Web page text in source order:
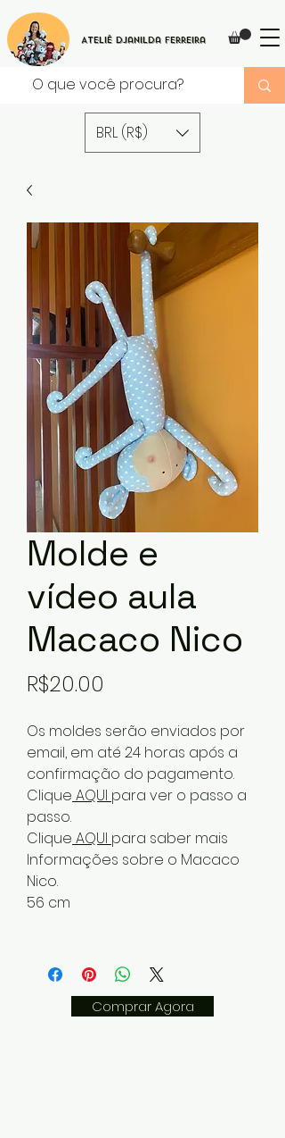
Ateliê Djanilda Ferreira
BRL (R$)
Molde e
vídeo aula
Macaco Nico
R$20.00
Os moldes serão enviados por
email, em até 24 horas após a
confirmação do pagamento.
Clique AQUI para ver o passo a
passo.
Clique AQUI para saber mais
Informações sobre o Macaco
Nico.
56 cm
Comprar Agora